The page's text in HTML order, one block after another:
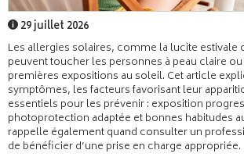
29 juillet 2026
Les allergies solaires, comme la lucite estivale
peuvent toucher les personnes à peau claire
premières expositions au soleil. Cet article
symptômes, les facteurs favorisant leur
essentiels pour les prévenir : exposition
photoprotection adaptée et bonnes habitudes
rappelle également quand consulter un
de bénéficier d’une prise en charge appropriée.